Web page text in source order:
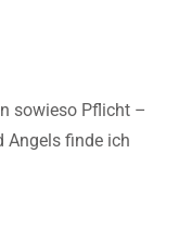
sowieso Pflicht –
Angels finde ich